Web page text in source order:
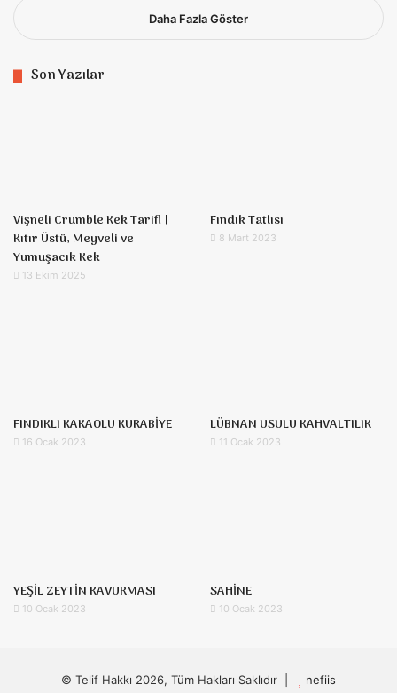
Daha Fazla Göster
Son Yazılar
Vişneli Crumble Kek Tarifi |
Kıtır Üstü, Meyveli ve
Yumuşacık Kek
13 Ekim 2025
Fındık Tatlısı
8 Mart 2023
FINDIKLI KAKAOLU KURABİYE
16 Ocak 2023
LÜBNAN USULU KAHVALTILIK
11 Ocak 2023
YEŞİL ZEYTİN KAVURMASI
10 Ocak 2023
SAHİNE
10 Ocak 2023
© Telif Hakkı 2026, Tüm Hakları Saklıdır | nefiis